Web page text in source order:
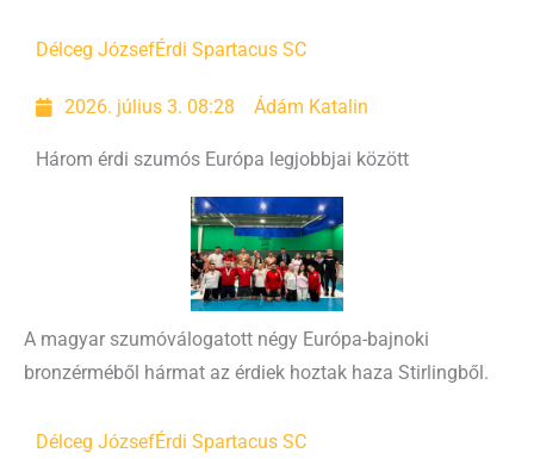
Délceg JózsefÉrdi Spartacus SC
2026. július 3. 08:28 Ádám Katalin
Három érdi szumós Európa legjobbjai között
A magyar szumóválogatott négy Európa-bajnoki
bronzérméből hármat az érdiek hoztak haza Stirlingből.
Délceg JózsefÉrdi Spartacus SC